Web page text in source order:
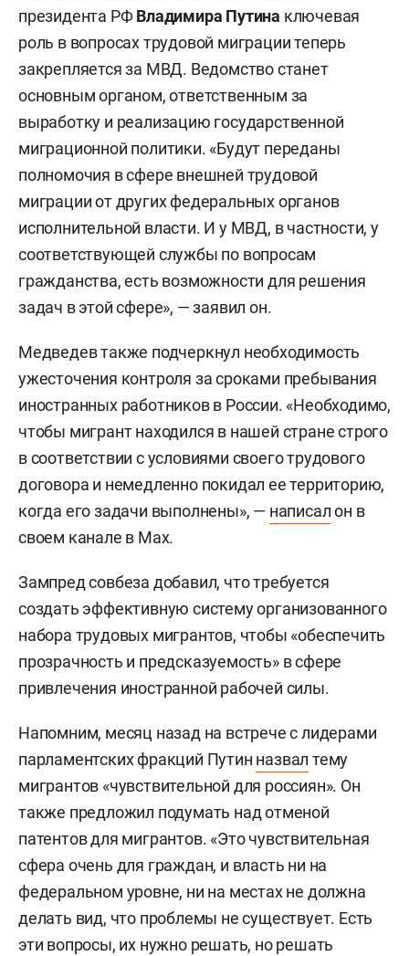
президента РФВладимира Путина ключевая
роль в вопросах трудовой миграции теперь
закрепляется за МВД. Ведомство станет
основным органом, ответственным за
выработку и реализацию государственной
миграционной политики. «Будут переданы
полномочия в сфере внешней трудовой
миграции от других федеральных органов
исполнительной власти. И у МВД, в частности, у
соответствующей службы по вопросам
гражданства, есть возможности для решения
задач в этой сфере», — заявил он.
Медведев также подчеркнул необходимость
ужесточения контроля за сроками пребывания
иностранных работников в России. «Необходимо,
чтобы мигрант находился в нашей стране строго
в соответствии с условиями своего трудового
договора и немедленно покидал ее территорию,
когда его задачи выполнены», — написалон в
своем канале в Max.
Зампред совбеза добавил, что требуется
создать эффективную систему организованного
набора трудовых мигрантов, чтобы «обеспечить
прозрачность и предсказуемость» в сфере
привлечения иностранной рабочей силы.
Напомним, месяц назад на встрече с лидерами
парламентских фракций Путин назвал тему
мигрантов «чувствительной для россиян». Он
также предложил подумать над отменой
патентов для мигрантов. «Это чувствительная
сфера очень для граждан, и власть ни на
федеральном уровне, ни на местах не должна
делать вид, что проблемы не существует. Есть
эти вопросы, их нужно решать, но решать